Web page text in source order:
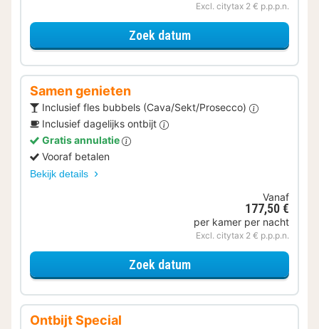
Excl. citytax 2 € p.p.p.n.
Zoek datumvoor Geniet van de
Samen genieten
Inclusief fles bubbels (Cava/Sekt/Prosecco)
Inclusief dagelijks ontbijt
Gratis annulatie
Vooraf betalen
Bekijk details
Vanaf
177,50 €
per kamer per nacht
Excl. citytax 2 € p.p.p.n.
Zoek datumvoor Samen genieten
Ontbijt Special